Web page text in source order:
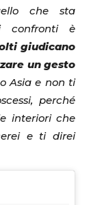
che sta
confronti è
giudicano
un gesto
Asia e non ti
perché
interiori che
e ti direi